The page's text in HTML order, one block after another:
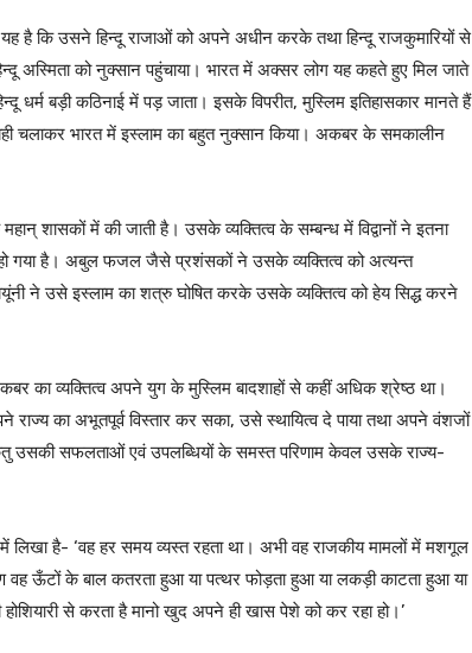
है कि उसने हिन्दू राजाओं को अपने अधीन करके तथा हिन्दू राजकुमारियों से
अस्मिता को नुक्सान पहुंचाया। भारत में अक्सर लोग यह कहते हुए मिल जाते
धर्म बड़ी कठिनाई में पड़ जाता। इसके विपरीत, मुस्लिम इतिहासकार मानते हैं
चलाकर भारत में इस्लाम का बहुत नुक्सान किया। अकबर के समकालीन
शासकों में की जाती है। उसके व्यक्तित्व के सम्बन्ध में विद्वानों ने इतना
हो गया है। अबुल फजल जैसे प्रशंसकों ने उसके व्यक्तित्व को अत्यन्त
ने उसे इस्लाम का शत्रु घोषित करके उसके व्यक्तित्व को हेय सिद्ध करने
का व्यक्तित्व अपने युग के मुस्लिम बादशाहों से कहीं अधिक श्रेष्ठ था।
का अभूतपूर्व विस्तार कर सका, उसे स्थायित्व दे पाया तथा अपने वंशजों
उसकी सफलताओं एवं उपलब्धियों के समस्त परिणाम केवल उसके राज्य-
है- ‘वह हर समय व्यस्त रहता था। अभी वह राजकीय मामलों में मशगूल
वह ऊँटों के बाल कतरता हुआ या पत्थर फोड़ता हुआ या लकड़ी काटता हुआ या
से करता है मानो खुद अपने ही खास पेशे को कर रहा हो।’